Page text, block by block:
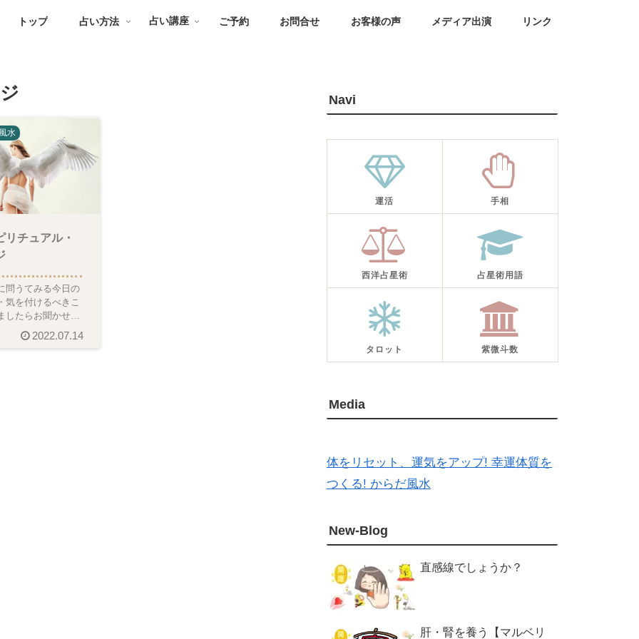
トップ 占い方法 占い講座 ご予約 お問合せ お客様の声 メディア出演 リンク
水
リチュアル・
問うてみる今日の
気を付けるべきこ
したらお聞かせく
の３ 美徳あなた
ートを全てを
2022.07.14
Navi
運活 手相
西洋占星術 占星術用語
タロット 紫微斗数
Media
体をリセット、運気をアップ! 幸運体質を
つくる! からだ風水
New-Blog
直感線でしょうか？
肝・腎を養う【マルベリ